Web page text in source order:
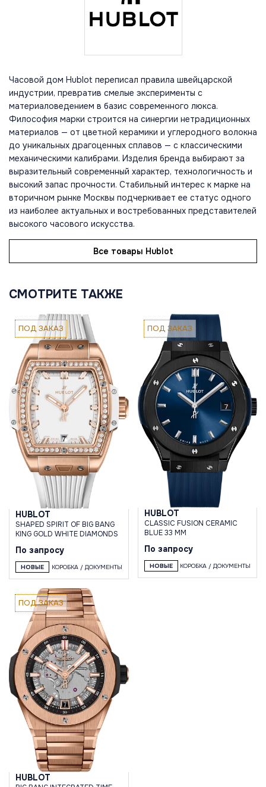
Часовой дом Hublot переписал правила швейцарской
индустрии, превратив смелые эксперименты с
материаловедением в базис современного люкса.
Философия марки строится на синергии нетрадиционных
материалов — от цветной керамики и углеродного волокна
до уникальных драгоценных сплавов — с классическими
механическими калибрами. Изделия бренда выбирают за
выразительный современный характер, технологичность и
высокий запас прочности. Стабильный интерес к марке на
вторичном рынке Москвы подчеркивает ее статус одного
из наиболее актуальных и востребованных представителей
высокого часового искусства.
Все товары Hublot
СМОТРИТЕ ТАКЖЕ
ПОД ЗАКАЗ
HUBLOT
SHAPED SPIRIT OF BIG BANG
KING GOLD WHITE DIAMONDS
По запросу
НОВЫЕ КОРОБКА / ДОКУМЕНТЫ
ПОД ЗАКАЗ
HUBLOT
CLASSIC FUSION CERAMIC
BLUE 33 MM
По запросу
НОВЫЕ КОРОБКА / ДОКУМЕНТЫ
ПОД ЗАКАЗ
HUBLOT